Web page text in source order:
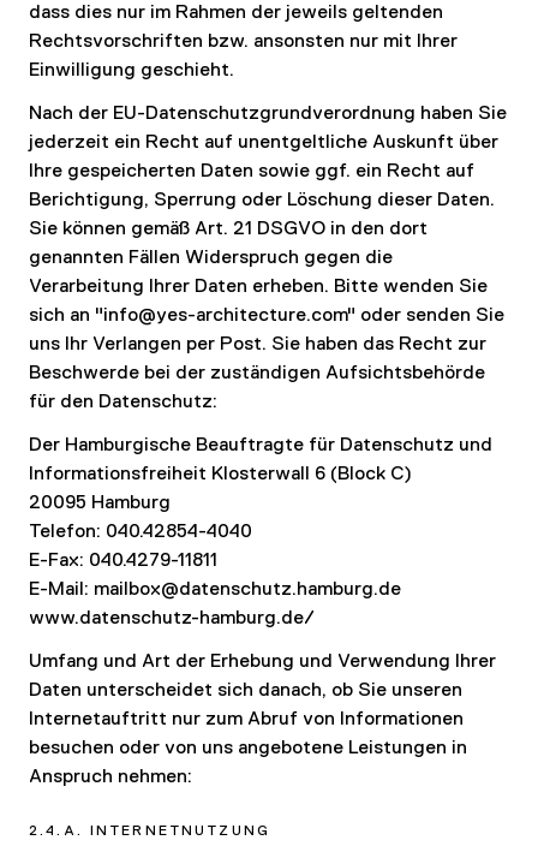
dass dies nur im Rahmen der jeweils geltenden
Rechtsvorschriften bzw. ansonsten nur mit Ihrer
Einwilligung geschieht.
Nach der EU-Datenschutzgrundverordnung haben Sie
jederzeit ein Recht auf unentgeltliche Auskunft über
Ihre gespeicherten Daten sowie ggf. ein Recht auf
Berichtigung, Sperrung oder Löschung dieser Daten.
Sie können gemäß Art. 21 DSGVO in den dort
genannten Fällen Widerspruch gegen die
Verarbeitung Ihrer Daten erheben. Bitte wenden Sie
sich an "info@yes-architecture.com" oder senden Sie
uns Ihr Verlangen per Post. Sie haben das Recht zur
Beschwerde bei der zuständigen Aufsichtsbehörde
für den Datenschutz:
Der Hamburgische Beauftragte für Datenschutz und
Informationsfreiheit Klosterwall 6 (Block C)
20095 Hamburg
Telefon: 040.42854-4040
E-Fax: 040.4279-11811
E-Mail: mailbox@datenschutz.hamburg.de
www.datenschutz-hamburg.de/
Umfang und Art der Erhebung und Verwendung Ihrer
Daten unterscheidet sich danach, ob Sie unseren
Internetauftritt nur zum Abruf von Informationen
besuchen oder von uns angebotene Leistungen in
Anspruch nehmen:
2.4.A. INTERNETNUTZUNG